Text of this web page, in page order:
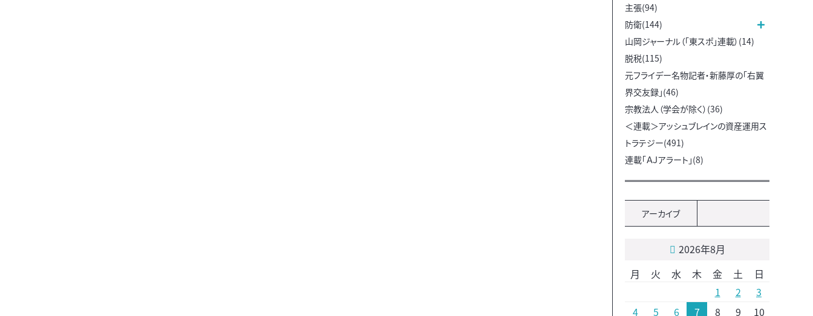
主張(94)
防衛(144)
山岡ジャーナル（「東スポ」連載）(14)
脱税(115)
元フライデー名物記者・新藤厚の「右翼
界交友録」(46)
宗教法人（学会が除く）(36)
＜連載＞アッシュブレインの資産運用ス
トラテジー(491)
連載「ＡＪアラート」(8)
アーカイブ
2026年8月
月
火 水 木 金 土
日
1
2
3
4
5 6 7 8 9 10